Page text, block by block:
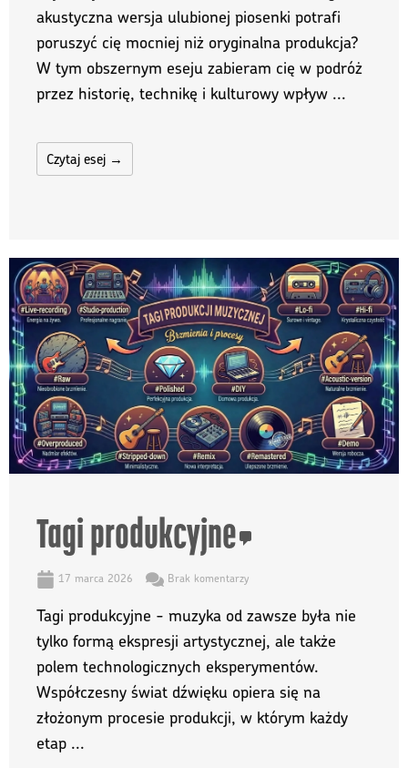
akustyczna wersja ulubionej piosenki potrafi
poruszyć cię mocniej niż oryginalna produkcja?
W tym obszernym eseju zabieram cię w podróż
przez historię, technikę i kulturowy wpływ ...
Czytaj esej →
Tagi produkcyjne
17 marca 2026 Brak komentarzy
Tagi produkcyjne - muzyka od zawsze była nie
tylko formą ekspresji artystycznej, ale także
polem technologicznych eksperymentów.
Współczesny świat dźwięku opiera się na
złożonym procesie produkcji, w którym każdy
etap ...